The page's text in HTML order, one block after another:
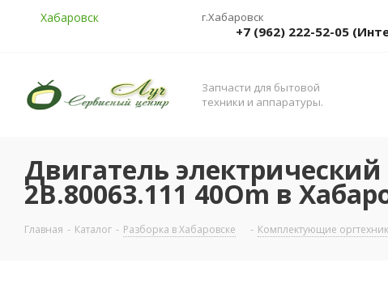
Хабаровск г.Хабаровск
+7 (962) 222-52-05
Запчасти для бытовой
техники и аппаратуры.
Двигатель электрический
2B.80063.111 40Om в
Главная - Каталог - Разборка в Хабаровске - Комплектующие